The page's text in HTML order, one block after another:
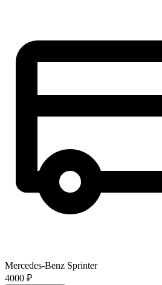
Mercedes-Benz Sprinter
4000 ₽